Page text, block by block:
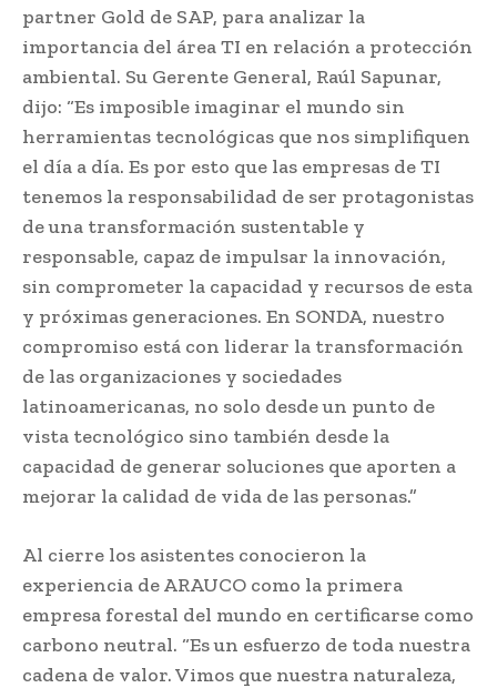
partner Gold de SAP, para analizar la
importancia del área TI en relación a protección
ambiental. Su Gerente General, Raúl Sapunar,
dijo: “Es imposible imaginar el mundo sin
herramientas tecnológicas que nos simplifiquen
el día a día. Es por esto que las empresas de TI
tenemos la responsabilidad de ser protagonistas
de una transformación sustentable y
responsable, capaz de impulsar la innovación,
sin comprometer la capacidad y recursos de esta
y próximas generaciones. En SONDA, nuestro
compromiso está con liderar la transformación
de las organizaciones y sociedades
latinoamericanas, no solo desde un punto de
vista tecnológico sino también desde la
capacidad de generar soluciones que aporten a
mejorar la calidad de vida de las personas.”
Al cierre los asistentes conocieron la
experiencia de ARAUCO como la primera
empresa forestal del mundo en certificarse como
carbono neutral. “Es un esfuerzo de toda nuestra
cadena de valor. Vimos que nuestra naturaleza,